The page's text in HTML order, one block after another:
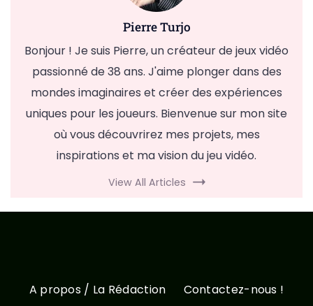
Pierre Turjo
Bonjour ! Je suis Pierre, un créateur de jeux vidéo
passionné de 38 ans. J'aime plonger dans des
mondes imaginaires et créer des expériences
uniques pour les joueurs. Bienvenue sur mon site
où vous découvrirez mes projets, mes
inspirations et ma vision du jeu vidéo.
View All Articles
A propos / La Rédaction
Contactez-nous !